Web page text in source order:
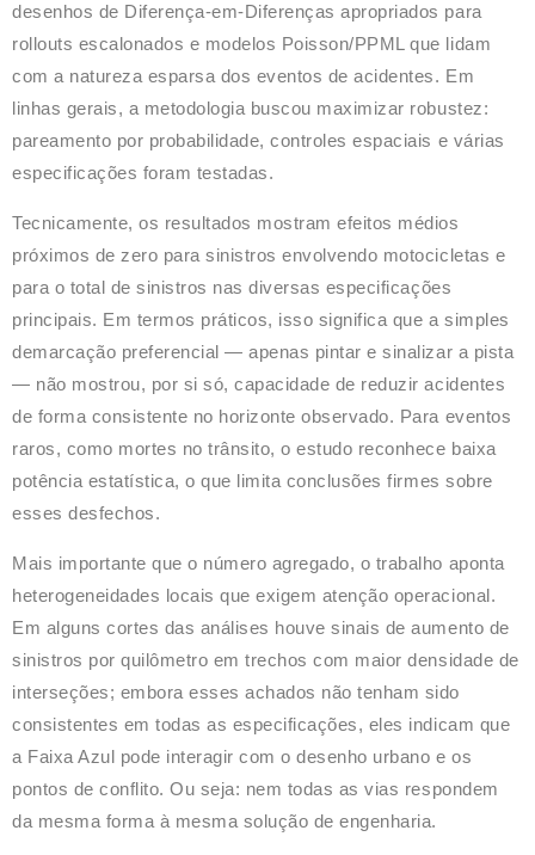
desenhos de Diferença-em-Diferenças apropriados para
rollouts escalonados e modelos Poisson/PPML que lidam
com a natureza esparsa dos eventos de acidentes. Em
linhas gerais, a metodologia buscou maximizar robustez:
pareamento por probabilidade, controles espaciais e várias
especificações foram testadas.
Tecnicamente, os resultados mostram efeitos médios
próximos de zero para sinistros envolvendo motocicletas e
para o total de sinistros nas diversas especificações
principais. Em termos práticos, isso significa que a simples
demarcação preferencial — apenas pintar e sinalizar a pista
— não mostrou, por si só, capacidade de reduzir acidentes
de forma consistente no horizonte observado. Para eventos
raros, como mortes no trânsito, o estudo reconhece baixa
potência estatística, o que limita conclusões firmes sobre
esses desfechos.
Mais importante que o número agregado, o trabalho aponta
heterogeneidades locais que exigem atenção operacional.
Em alguns cortes das análises houve sinais de aumento de
sinistros por quilômetro em trechos com maior densidade de
interseções; embora esses achados não tenham sido
consistentes em todas as especificações, eles indicam que
a Faixa Azul pode interagir com o desenho urbano e os
pontos de conflito. Ou seja: nem todas as vias respondem
da mesma forma à mesma solução de engenharia.